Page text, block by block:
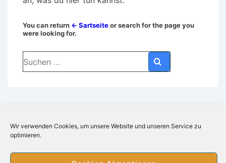
Wir verwenden Cookies, um unsere Website und unseren Service zu
optimieren.
You can return ← Sartseiteor search for the page you
were looking for.
Suchen
nach:
Footer-
Menü
Impressum